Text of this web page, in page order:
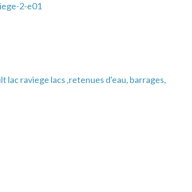
2-e01
lac raviege lacs ,retenues d'eau, barrages,